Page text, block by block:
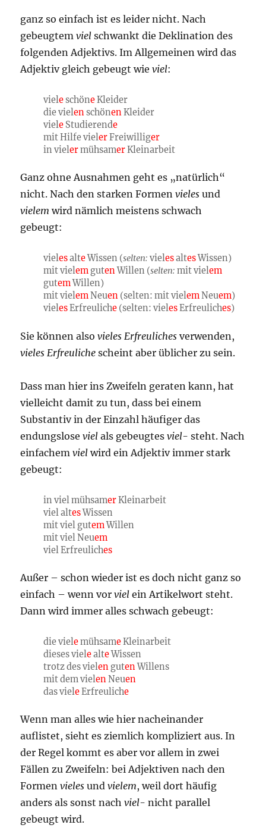
ganz so einfach ist es leider nicht. Nach
gebeugtemviel schwankt die Deklination des
folgenden Adjektivs. Im Allgemeinen wird das
Adjektiv gleich gebeugt wieviel:
vieleschöneKleider
die vielenschönenKleider
vieleStudierende
mit Hilfe vielerFreiwilliger
in vielermühsamerKleinarbeit
Ganz ohne Ausnahmen geht es „natürlich“
nicht. Nach den starken Formenvieles und
vielem wird nämlich meistens schwach
gebeugt:
vielesalteWissen (selten: vielesaltesWissen)
mit vielemgutenWillen (selten: mit vielem
gutemWillen)
mit vielemNeuen(selten: mit vielemNeuem)
vielesErfreuliche(selten: vielesErfreuliches)
Sie können alsovieles Erfreuliches verwenden,
vieles Erfreuliche scheint aber üblicher zu sein.
Dass man hier ins Zweifeln geraten kann, hat
vielleicht damit zu tun, dass bei einem
Substantiv in der Einzahl häufiger das
endungsloseviel als gebeugtesviel- steht. Nach
einfachemviel wird ein Adjektiv immer stark
gebeugt:
in viel mühsamerKleinarbeit
viel altesWissen
mit viel gutemWillen
mit viel Neuem
viel Erfreuliches
Außer – schon wieder ist es doch nicht ganz so
einfach – wenn vorviel ein Artikelwort steht.
Dann wird immer alles schwach gebeugt:
die vielemühsameKleinarbeit
dieses vielealteWissen
trotz des vielengutenWillens
mit dem vielenNeuen
das vieleErfreuliche
Wenn man alles wie hier nacheinander
auflistet, sieht es ziemlich kompliziert aus. In
der Regel kommt es aber vor allem in zwei
Fällen zu Zweifeln: bei Adjektiven nach den
Formenvieles undvielem, weil dort häufig
anders als sonst nachviel- nicht parallel
gebeugt wird.